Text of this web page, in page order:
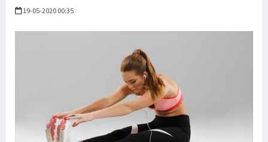
19-05-2020 00:35